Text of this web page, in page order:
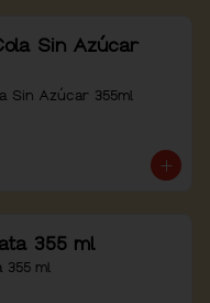
Sin Azúcar
Sin Azúcar 355ml
355 ml
355 ml